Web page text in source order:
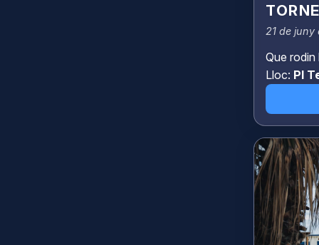
21 de juny
Que rodin
Lloc: Pl